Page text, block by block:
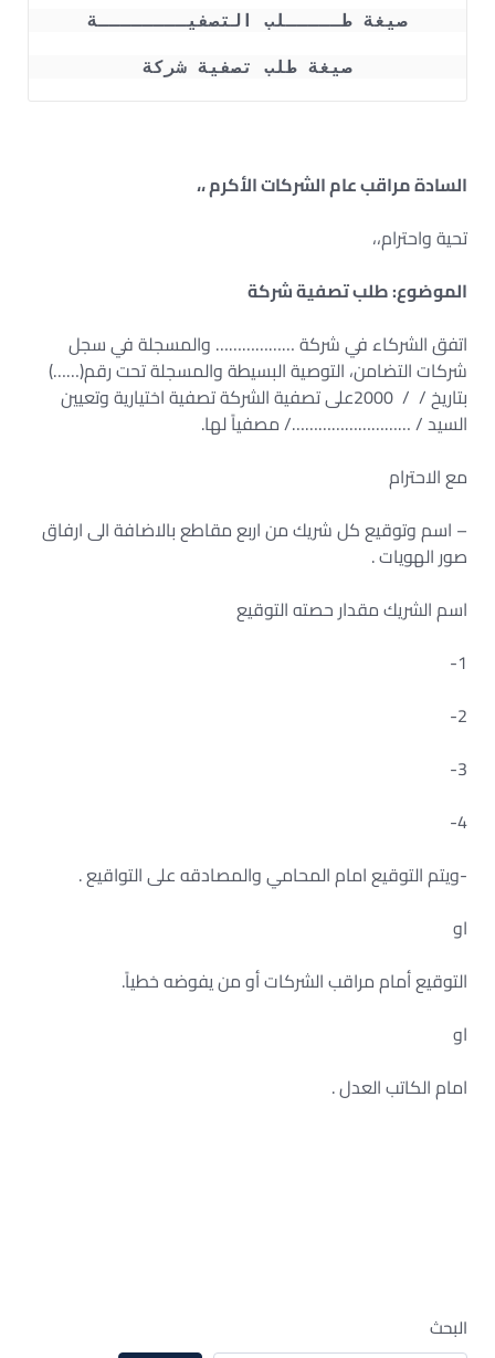
صيغة طـــــلب التصفيــــــــة
صيغة طلب تصفية شركة
السادة مراقب عام الشركات الأكرم ،،
تحية واحترام،،
الموضوع: طلب تصفية شركة
اتفق الشركاء في شركة ……………… والمسجلة في سجل
شركات التضامن، التوصية البسيطة والمسجلة تحت رقم(……)
بتاريخ / / 2000على تصفية الشركة تصفية اختيارية وتعيين
السيد / ………………………/ مصفياً لها.
مع الاحترام
– اسم وتوقيع كل شريك من اربع مقاطع بالاضافة الى ارفاق
صور الهويات .
اسم الشريك مقدار حصته التوقيع
1-
2-
3-
4-
-ويتم التوقيع امام المحامي والمصادقه على التواقيع .
او
التوقيع أمام مراقب الشركات أو من يفوضه خطياً.
او
امام الكاتب العدل .
البحث